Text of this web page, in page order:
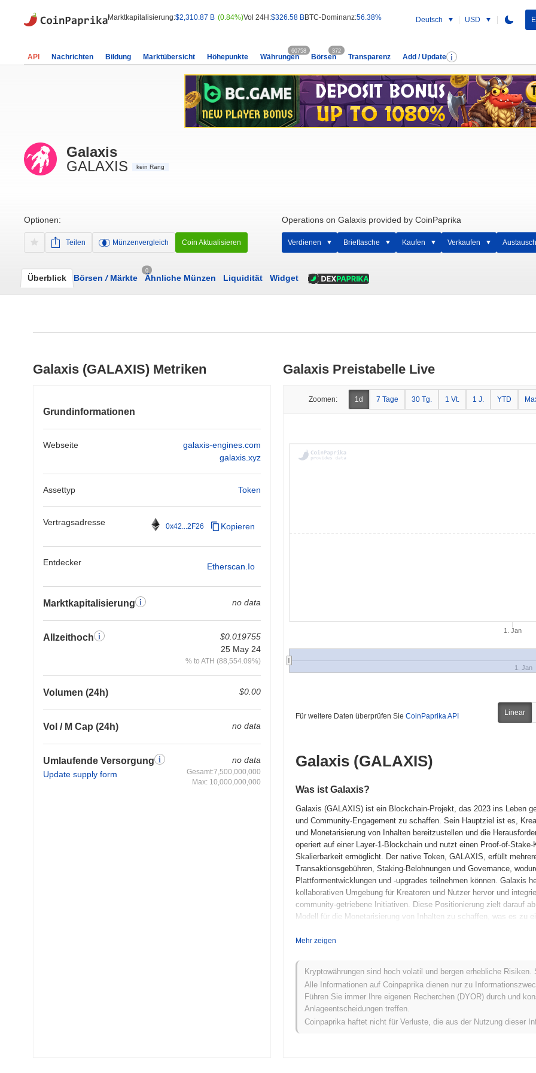
Marktkapitalisierung:$2,310.87 B (0.84%)Vol 24H:$326.58 BBTC-Dominanz:56.38% Deutsch USD
API Nachrichten Bildung Marktübersicht Höhepunkte Währungen
60758
Börsen
372
Transparenz Add / Update
Galaxis
GALAXIS
kein Rang
Optionen:
Teilen Münzenvergleich Coin Aktualisieren
Operations on Galaxis provided by CoinPaprika
Verdienen Brieftasche Kaufen Verkaufen Austausch
Überblick Börsen /Märkte
0
Ähnliche Münzen Liquidität Widget
Galaxis (GALAXIS) Metriken
Grundinformationen
Webseite
galaxis-engines.com
galaxis.xyz
Assettyp Token
Vertragsadresse 0x42...2F26 Kopieren
Entdecker Etherscan.io
Marktkapitalisierung no data
Allzeithoch
$0.019755
25 May 24
% to ATH (88,554.09%)
Volumen (24h) $0.00
Vol / M Cap (24h) no data
Umlaufende Versorgung
Update supply form
no data
Gesamt:7,500,000,000
Max: 10,000,000,000
Galaxis Preistabelle Live
Zoomen: 1d 7 Tage 30 Tg. 1 Vt. 1 J. YTD
1. Jan
1. Jan
Für weitere Daten überprüfen Sie CoinPaprika API Linear
Galaxis (GALAXIS)
Was ist Galaxis?
Galaxis (GALAXIS) ist ein Blockchain-Projekt, das 2023 ins Leben
und Community-Engagement zu schaffen. Sein Hauptziel ist es,
und Monetarisierung von Inhalten bereitzustellen und die
operiert auf einer Layer-1-Blockchain und nutzt einen Proof-of-
Skalierbarkeit ermöglicht. Der native Token, GALAXIS, erfüllt
Transaktionsgebühren, Staking-Belohnungen und Governance,
Plattformentwicklungen und -upgrades teilnehmen können. Galaxis
kollaborativen Umgebung für Kreatoren und Nutzer hervor und
community-getriebene Initiativen. Diese Positionierung zielt darauf
Modell für die Monetarisierung von Inhalten zu schaffen, was es zu
Galaxis entstand im März 2021, als das Gründungsteam sein
Rahmen des Projekts umreißt. Das Projekt startete sein Testnetz
die Funktionen zu erkunden und Feedback zu geben. Diese Phase
Gewährleistung einer robusten Benutzererfahrung. Nach dem
Einführung, was seinen offiziellen Eintritt in das Blockchain-
im Januar 2022 durch ein faires Launch-Modell, das darauf abzielte,
Mehr zeigen
Kryptowährungen sind hoch volatil und bergen erhebliche
Alle Informationen auf Coinpaprika dienen nur zu
Führen Sie immer Ihre eigenen Recherchen (DYOR) durch und
Anlageentscheidungen treffen.
Coinpaprika haftet nicht für Verluste, die aus der Nutzung dieser